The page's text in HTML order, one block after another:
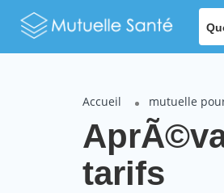
Accueil mutuelle
tarifs